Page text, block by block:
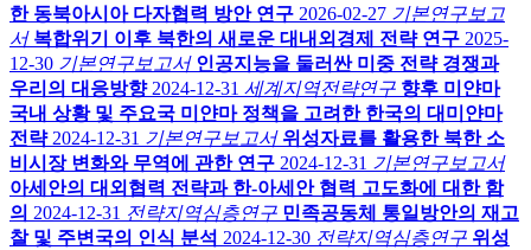
한 동북아시아 다자협력 방안 연구 2026-02-27 기본연구보고
서 복합위기 이후 북한의 새로운 대내외경제 전략 연구 2025-
12-30 기본연구보고서 인공지능을 둘러싼 미중 전략 경쟁과
우리의 대응방향 2024-12-31 세계지역전략연구 향후 미얀마
국내 상황 및 주요국 미얀마 정책을 고려한 한국의 대미얀마
전략 2024-12-31 기본연구보고서 위성자료를 활용한 북한 소
비시장 변화와 무역에 관한 연구 2024-12-31 기본연구보고서
아세안의 대외협력 전략과 한-아세안 협력 고도화에 대한 함
의 2024-12-31 전략지역심층연구 민족공동체 통일방안의 재고
찰 및 주변국의 인식 분석 2024-12-30 전략지역심층연구 위성